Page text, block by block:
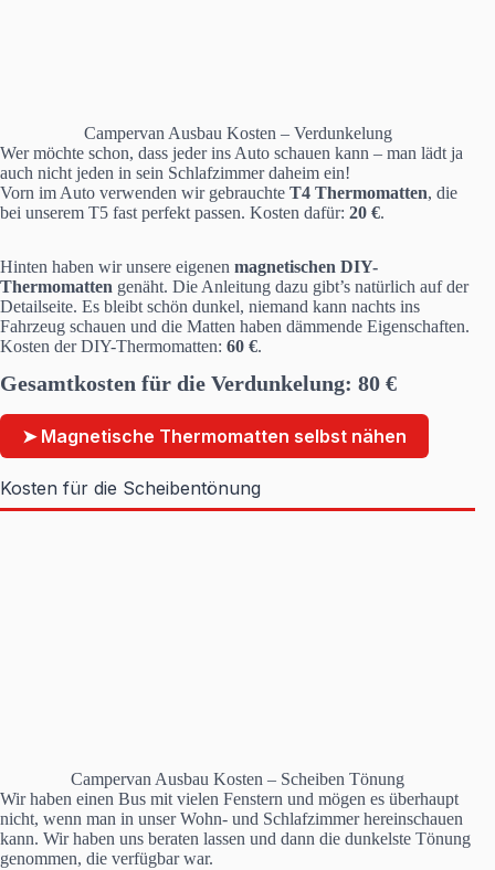
Campervan Ausbau Kosten – Verdunkelung
Wer möchte schon, dass jeder ins Auto schauen kann – man lädt ja
auch nicht jeden in sein Schlafzimmer daheim ein!
Vorn im Auto verwenden wir gebrauchte T4 Thermomatten, die
bei unserem T5 fast perfekt passen. Kosten dafür: 20 €.
Hinten haben wir unsere eigenen magnetischen DIY-
Thermomatten genäht. Die Anleitung dazu gibt’s natürlich auf der
Detailseite. Es bleibt schön dunkel, niemand kann nachts ins
Fahrzeug schauen und die Matten haben dämmende Eigenschaften.
Kosten der DIY-Thermomatten: 60 €.
Gesamtkosten für die Verdunkelung: 80 €
➤ Magnetische Thermomatten selbst nähen
Kosten für die Scheibentönung
Campervan Ausbau Kosten – Scheiben Tönung
Wir haben einen Bus mit vielen Fenstern und mögen es überhaupt
nicht, wenn man in unser Wohn- und Schlafzimmer hereinschauen
kann. Wir haben uns beraten lassen und dann die dunkelste Tönung
genommen, die verfügbar war.